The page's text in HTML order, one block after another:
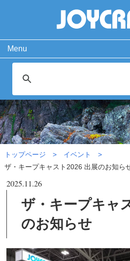
Menu
SPECIAL
よくある質問
FAQ
ザ・キープキャ
のお知らせ|
トップページ
イベント
ザ・キープキャスト2026 出展のお知ら
2025.11.26
ザ・キープキャ
のお知らせ